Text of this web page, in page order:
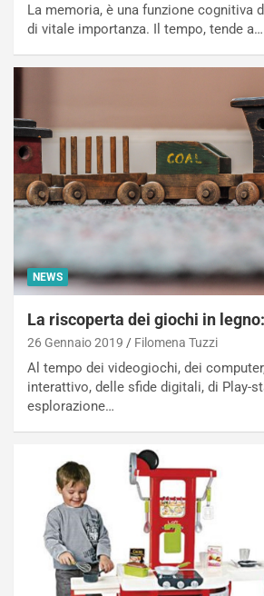
La memoria, è una funzione cognitiva
di vitale importanza. Il tempo, tende a…
NEWS
La riscoperta dei giochi in
26 Gennaio 2019 Filomena Tuzzi
Al tempo dei videogiochi, dei
interattivo, delle sfide digitali, di Play-
esplorazione…